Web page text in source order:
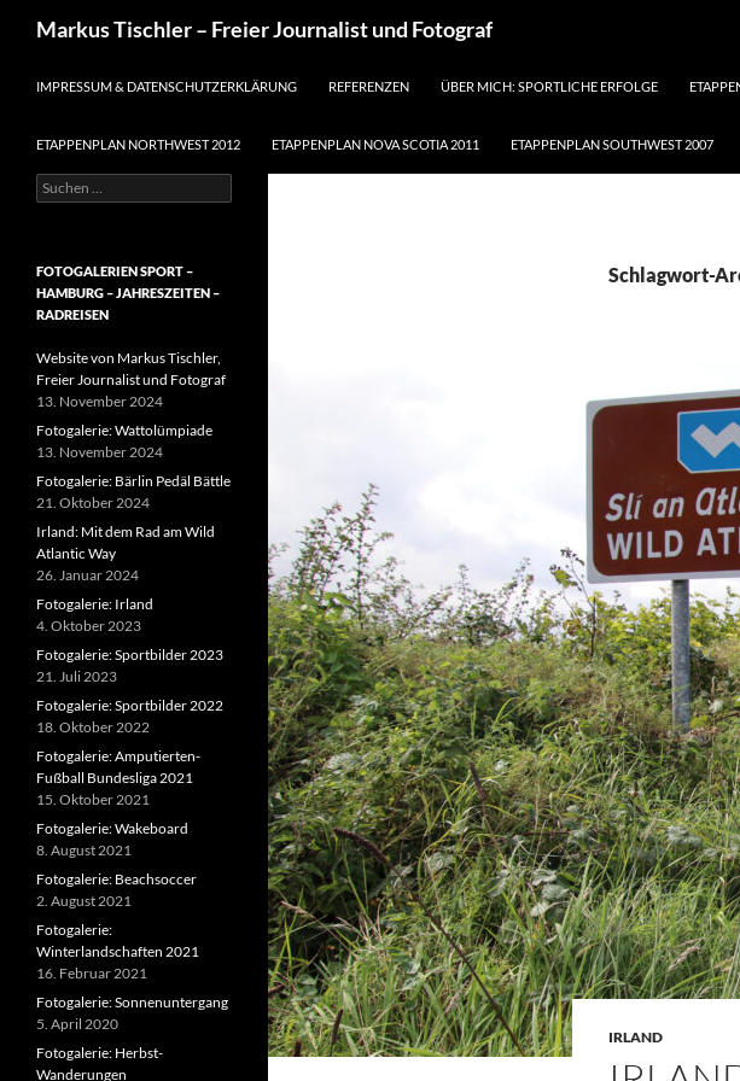
Markus Tischler – Freier Journalist und Fotograf
IMPRESSUM & DATENSCHUTZERKLÄRUNG
REFERENZEN ÜBER MICH: SPORTLICHE ERFOLGE
ETAPPENPLAN NORTHWEST 2012 ETAPPENPLAN NOVA SCOTIA 2011 ETAPPENPLAN SOUTHWEST 2007
Schlagwort-
IRLAND
Suchen
nach:
FOTOGALERIEN SPORT –
HAMBURG – JAHRESZEITEN –
RADREISEN
Website von Markus Tischler,
Freier Journalist und Fotograf
13. November 2024
Fotogalerie: Wattolümpiade
13. November 2024
Fotogalerie: Bärlin Pedäl Bättle
21. Oktober 2024
Irland: Mit dem Rad am Wild
Atlantic Way
26. Januar 2024
Fotogalerie: Irland
4. Oktober 2023
Fotogalerie: Sportbilder 2023
21. Juli 2023
Fotogalerie: Sportbilder 2022
18. Oktober 2022
Fotogalerie: Amputierten-
Fußball Bundesliga 2021
15. Oktober 2021
Fotogalerie: Wakeboard
8. August 2021
Fotogalerie: Beachsoccer
2. August 2021
Fotogalerie:
Winterlandschaften 2021
16. Februar 2021
Fotogalerie: Sonnenuntergang
5. April 2020
Fotogalerie: Herbst-
Wanderungen